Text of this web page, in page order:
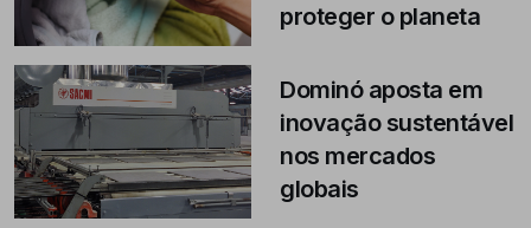
proteger o planeta
Dominó aposta em
inovação sustentável
nos mercados
globais